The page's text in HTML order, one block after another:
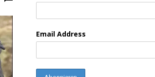
Email Address